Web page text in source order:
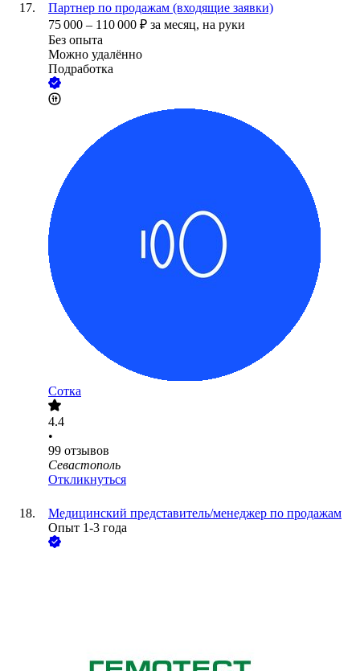
Партнер по продажам (входящие заявки)
75 000 – 110 000 ₽ за месяц, на руки
Без опыта
Можно удалённо
Подработка
Сотка
4.4
•
99 отзывов
Севастополь
Откликнуться
Медицинский представитель/менеджер по продажам
Опыт 1-3 года